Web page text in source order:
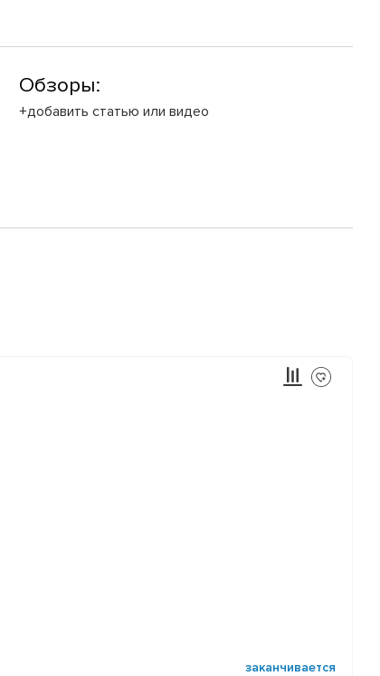
Обзоры:
+добавить статью или видео
заканчивается